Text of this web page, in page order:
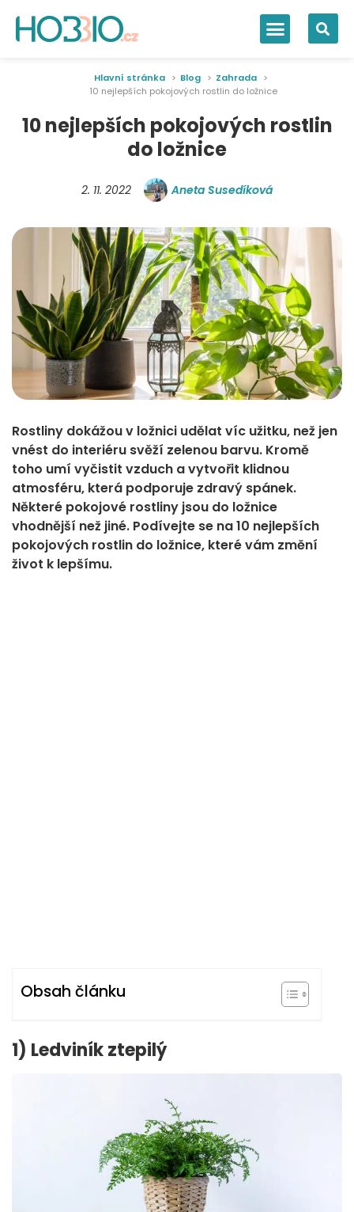
Hlavní stránka Blog
Zahrada
10 nejlepších pokojových rostlin do ložnice
10 nejlepších pokojových rostlin
do ložnice
2. 11. 2022 Aneta Susedíková
Rostliny dokážou v ložnici udělat víc užitku, než jen
vnést do interiéru svěží zelenou barvu. Kromě
toho umí vyčistit vzduch a vytvořit klidnou
atmosféru, která podporuje zdravý spánek.
Některé pokojové rostliny jsou do ložnice
vhodnější než jiné. Podívejte se na 10 nejlepších
pokojových rostlin do ložnice, které vám změní
život k lepšímu.
Obsah článku
1) Ledviník ztepilý